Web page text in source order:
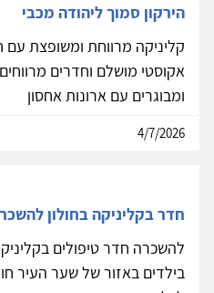
הירקון סמוך ליהודה מכבי
קליניקה מרווחת ומשופצת עם
אקוסטי מושלם וחדרים
ומבוגרים עם ארונות אחסון
4/7/2026
חדר בקליניקה בחולון
להשכרה חדר טיפולים
בילדים באזור של שער העיר